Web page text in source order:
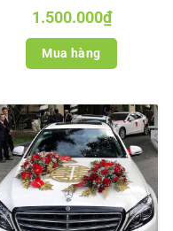
1.500.000₫
Mua hàng